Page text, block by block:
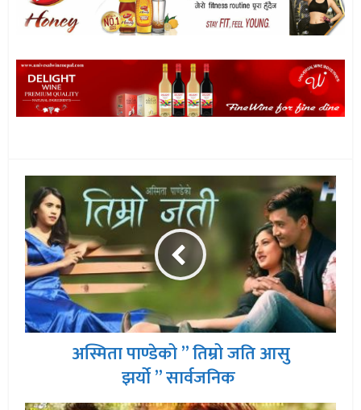
अस्मिता पाण्डेको ” तिम्रो जति आसु
झर्यो ” सार्वजनिक